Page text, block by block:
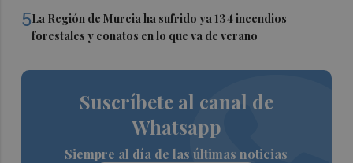
5La Región de Murcia ha sufrido ya 134 incendios
forestales y conatos en lo que va de verano
Suscríbete al canal de
Whatsapp
Siempre al día de las últimas noticias